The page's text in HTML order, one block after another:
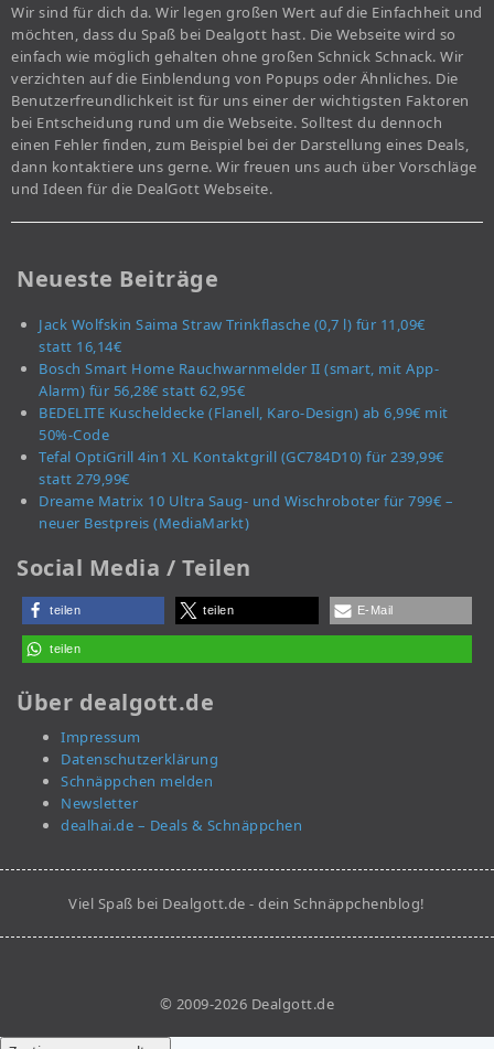
Wir sind für dich da. Wir legen großen Wert auf die Einfachheit und
möchten, dass du Spaß bei Dealgott hast. Die Webseite wird so
einfach wie möglich gehalten ohne großen Schnick Schnack. Wir
verzichten auf die Einblendung von Popups oder Ähnliches. Die
Benutzerfreundlichkeit ist für uns einer der wichtigsten Faktoren
bei Entscheidung rund um die Webseite. Solltest du dennoch
einen Fehler finden, zum Beispiel bei der Darstellung eines Deals,
dann kontaktiere uns gerne. Wir freuen uns auch über Vorschläge
und Ideen für die DealGott Webseite.
Neueste Beiträge
Jack Wolfskin Saima Straw Trinkflasche (0,7 l) für 11,09€
statt 16,14€
Bosch Smart Home Rauchwarnmelder II (smart, mit App-
Alarm) für 56,28€ statt 62,95€
BEDELITE Kuscheldecke (Flanell, Karo-Design) ab 6,99€ mit
50%-Code
Tefal OptiGrill 4in1 XL Kontaktgrill (GC784D10) für 239,99€
statt 279,99€
Dreame Matrix 10 Ultra Saug- und Wischroboter für 799€ –
neuer Bestpreis (MediaMarkt)
Social Media / Teilen
teilen teilen E-Mail
teilen
Über dealgott.de
Impressum
Datenschutzerklärung
Schnäppchen melden
Newsletter
dealhai.de – Deals & Schnäppchen
Viel Spaß bei Dealgott.de - dein Schnäppchenblog!
© 2009-2026 Dealgott.de